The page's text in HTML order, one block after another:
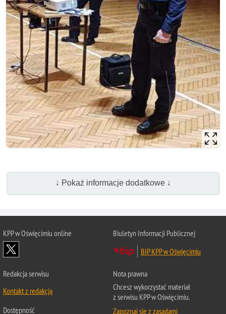
↓ Pokaż informacje dodatkowe ↓
KPP w Oświęcimiu online
Biuletyn Informacji Publicznej
BIP KPP w Oświęcimiu
Redakcja serwisu
Kontakt z redakcją
Dostępność
Nota prawna
Chcesz wykorzystać materiał
z serwisu KPP w Oświęcimiu.
Zapoznaj się z zasadami